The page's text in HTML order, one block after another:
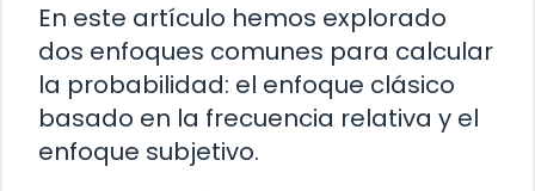
En este artículo hemos explorado
dos enfoques comunes para calcular
la probabilidad: el enfoque clásico
basado en la frecuencia relativa y el
enfoque subjetivo.